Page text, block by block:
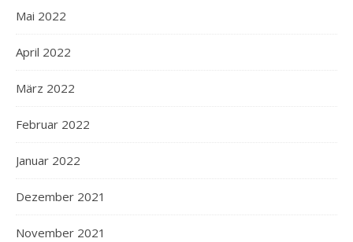
Mai 2022
April 2022
März 2022
Februar 2022
Januar 2022
Dezember 2021
November 2021